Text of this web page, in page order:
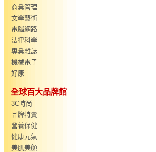
商業管理
文學藝術
電腦網路
法律科學
專業雜誌
機械電子
好康
全球百大品牌館
3C時尚
品牌特賣
營養保健
健康元氣
美肌美顏